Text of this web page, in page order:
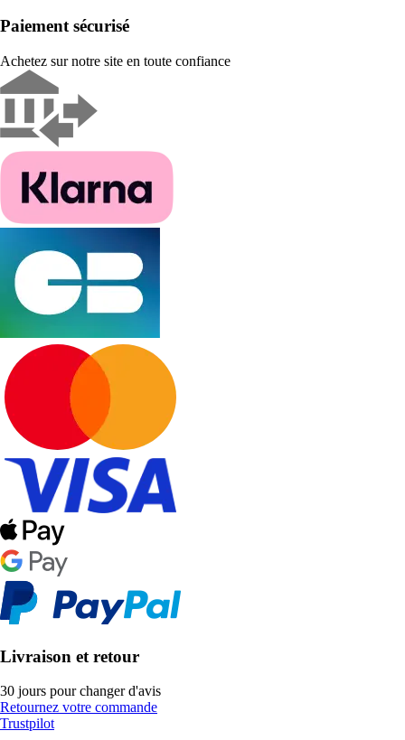
Paiement sécurisé
Achetez sur notre site en toute confiance
Livraison et retour
30 jours pour changer d'avis
Retournez votre commande
Trustpilot